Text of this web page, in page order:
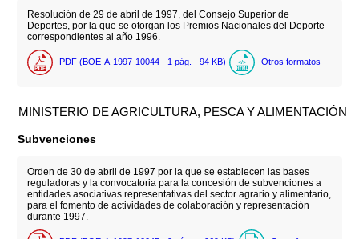
Resolución de 29 de abril de 1997, del Consejo Superior de
Deportes, por la que se otorgan los Premios Nacionales del Deporte
correspondientes al año 1996.
PDF (BOE-A-1997-10044 - 1 pág. - 94 KB) Otros formatos
MINISTERIO DE AGRICULTURA, PESCA Y ALIMENTACIÓN
Subvenciones
Orden de 30 de abril de 1997 por la que se establecen las bases
reguladoras y la convocatoria para la concesión de subvenciones a
entidades asociativas representativas del sector agrario y alimentario,
para el fomento de actividades de colaboración y representación
durante 1997.